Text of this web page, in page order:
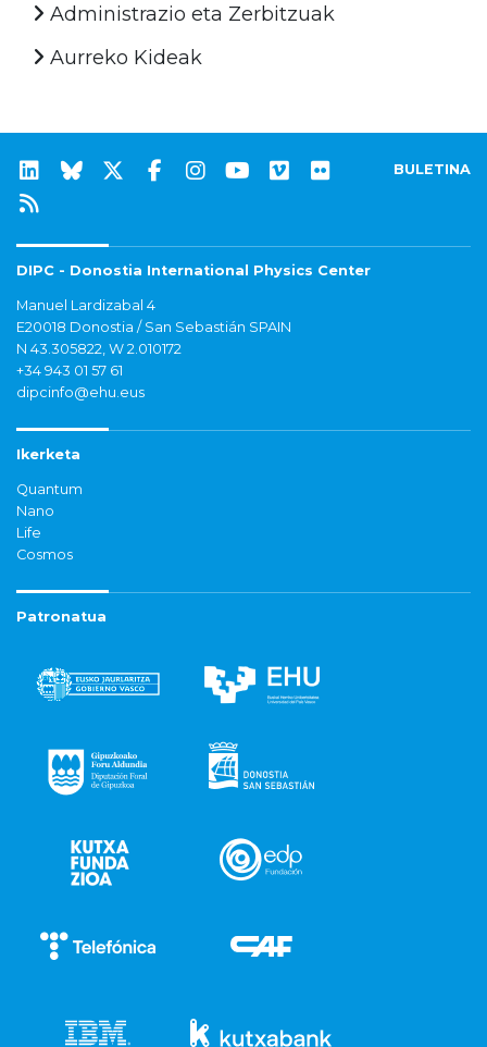
Administrazio eta Zerbitzuak
Aurreko Kideak
BULETINA
DIPC - Donostia International Physics Center
Manuel Lardizabal 4
E20018 Donostia / San Sebastián SPAIN
N 43.305822, W 2.010172
+34 943 01 57 61
dipcinfo@ehu.eus
Ikerketa
Quantum
Nano
Life
Cosmos
Patronatua